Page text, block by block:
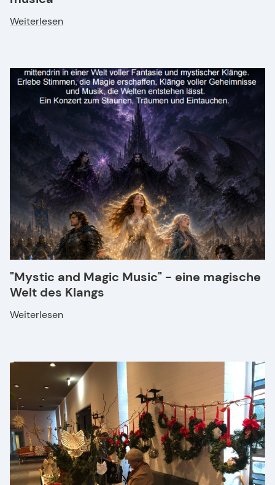
Weiterlesen
"Mystic and Magic Music" - eine magische
Welt des Klangs
Weiterlesen